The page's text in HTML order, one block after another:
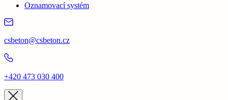
Oznamovací systém
csbeton@csbeton.cz
+420 473 030 400